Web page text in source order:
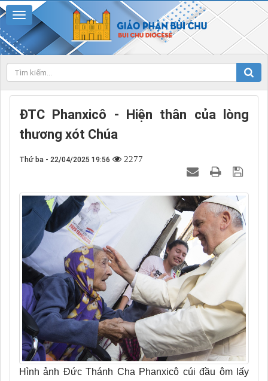
ĐTC Phanxicô - Hiện thân của lòng
thương xót Chúa
Thứ ba - 22/04/2025 19:56 2277
Hình ảnh Đức Thánh Cha Phanxicô cúi đầu ôm lấy